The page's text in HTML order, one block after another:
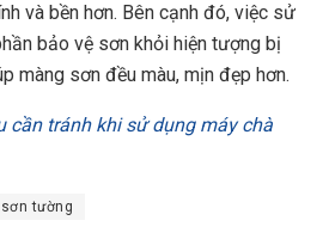
và bền hơn. Bên cạnh đó, việc sử
bảo vệ sơn khỏi hiện tượng bị
màng sơn đều màu, mịn đẹp hơn.
cần tránh khi sử dụng máy chà
sơn tường